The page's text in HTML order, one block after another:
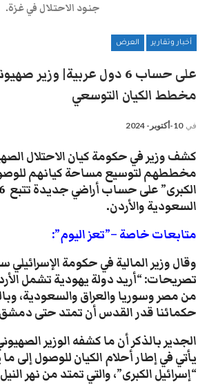
جنود الاحتلال في غزة.
أخبار وتقارير العرض
على حساب 6 دول عربية|
مخطط الكيان التوسعي
في 10-أكتوبر- 2024
كشف وزير في حكومة كيان الاحتلال
مخططهم لتوسيع مساحة كيانهم
السعودية والأردن.
متابعات خاصة –”تعز اليوم”:
وقال وزير المالية في حكومة
تصريحات: “أريد دولة يهودية تشمل
من مصر وسوريا والعراق والسعودية،
حكمائنا قدر القدس أن تمتد حتى
الجدير بالذكر أن ما كشفه الوزير
يأتي في إطار أحلام الكيان للوصول إلى
“إسرائيل الكبرى”، والتي تمتد من نهر